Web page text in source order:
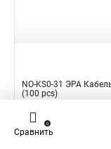
NO-KS0-31 ЭРА
(100 pcs)
Подробнее
Наличие:
Сравнить
0